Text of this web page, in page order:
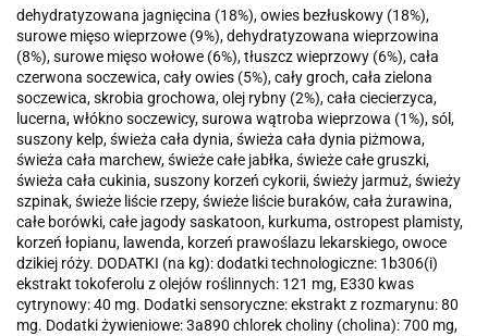
dehydratyzowana jagnięcina (18%), owies bezłuskowy (18%),
surowe mięso wieprzowe (9%), dehydratyzowana wieprzowina
(8%), surowe mięso wołowe (6%), tłuszcz wieprzowy (6%), cała
czerwona soczewica, cały owies (5%), cały groch, cała zielona
soczewica, skrobia grochowa, olej rybny (2%), cała ciecierzyca,
lucerna, włókno soczewicy, surowa wątroba wieprzowa (1%), sól,
suszony kelp, świeża cała dynia, świeża cała dynia piżmowa,
świeża cała marchew, świeże całe jabłka, świeże całe gruszki,
świeża cała cukinia, suszony korzeń cykorii, świeży jarmuż, świeży
szpinak, świeże liście rzepy, świeże liście buraków, cała żurawina,
całe borówki, całe jagody saskatoon, kurkuma, ostropest plamisty,
korzeń łopianu, lawenda, korzeń prawoślazu lekarskiego, owoce
dzikiej róży. DODATKI (na kg): dodatki technologiczne: 1b306(i)
ekstrakt tokoferolu z olejów roślinnych: 121 mg, E330 kwas
cytrynowy: 40 mg. Dodatki sensoryczne: ekstrakt z rozmarynu: 80
mg. Dodatki żywieniowe: 3a890 chlorek choliny (cholina): 700 mg,